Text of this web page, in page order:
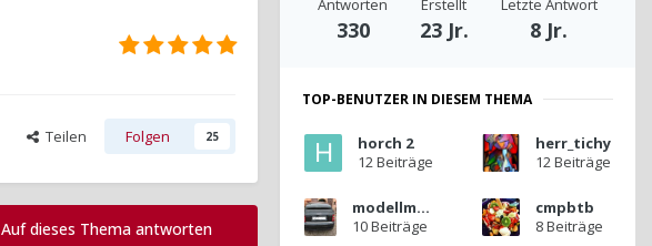
Teilen Folgen 25
Auf dieses Thema antworten
Antworten
330
Erstellt
23 Jr.
Letzte Antwort
8 Jr.
TOP-BENUTZER IN DIESEM THEMA
horch 2
12 Beiträge
herr_tichy
12 Beiträge
modellmotor
10 Beiträge
cmpbtb
8 Beiträge